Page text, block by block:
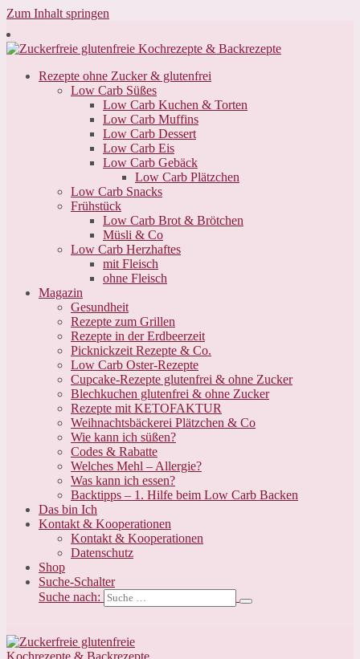
Zum Inhalt springen
Rezepte ohne Zucker & glutenfrei
Low Carb Süßes
Low Carb Kuchen & Torten
Low Carb Muffins
Low Carb Dessert
Low Carb Eis
Low Carb Gebäck
Low Carb Plätzchen
Low Carb Snacks
Frühstück
Low Carb Brot & Brötchen
Müsli & Co
Low Carb Herzhaftes
mit Fleisch
ohne Fleisch
Magazin
Gesundheit
Rezepte zum Grillen
Rezepte in der Erdbeerzeit
Picknickzeit Rezepte & Co.
Low Carb Oster-Rezepte
Cupcake-Rezepte glutenfrei & ohne Zucker
Blechkuchen glutenfrei & ohne Zucker
Rezepte mit KETOFAKTUR
Weihnachtsbäckerei Plätzchen & Co
Wie kann ich süßen?
Codes & Rabatte
Welches Mehl – Allergie?
Was kann ich essen?
Backtipps – 1. Hilfe beim Low Carb Backen
Das bin Ich
Kontakt & Kooperationen
Kontakt & Kooperationen
Datenschutz
Shop
Suche-Schalter
Suche nach: